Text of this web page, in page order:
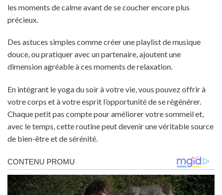
les moments de calme avant de se coucher encore plus
précieux.
Des astuces simples comme créer une playlist de musique
douce, ou pratiquer avec un partenaire, ajoutent une
dimension agréable à ces moments de relaxation.
En intégrant le yoga du soir à votre vie, vous pouvez offrir à
votre corps et à votre esprit l’opportunité de se régénérer.
Chaque petit pas compte pour améliorer votre sommeil et,
avec le temps, cette routine peut devenir une véritable source
de bien-être et de sérénité.